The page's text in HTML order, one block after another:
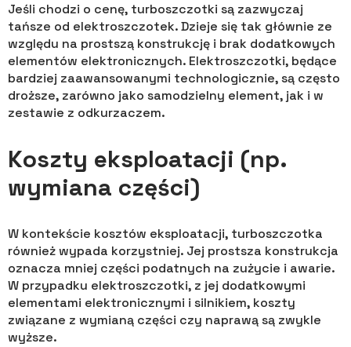
Jeśli chodzi o cenę, turboszczotki są zazwyczaj
tańsze od elektroszczotek. Dzieje się tak głównie ze
względu na prostszą konstrukcję i brak dodatkowych
elementów elektronicznych. Elektroszczotki, będące
bardziej zaawansowanymi technologicznie, są często
droższe, zarówno jako samodzielny element, jak i w
zestawie z odkurzaczem.
Koszty eksploatacji (np.
wymiana części)
W kontekście kosztów eksploatacji, turboszczotka
również wypada korzystniej. Jej prostsza konstrukcja
oznacza mniej części podatnych na zużycie i awarie.
W przypadku elektroszczotki, z jej dodatkowymi
elementami elektronicznymi i silnikiem, koszty
związane z wymianą części czy naprawą są zwykle
wyższe.